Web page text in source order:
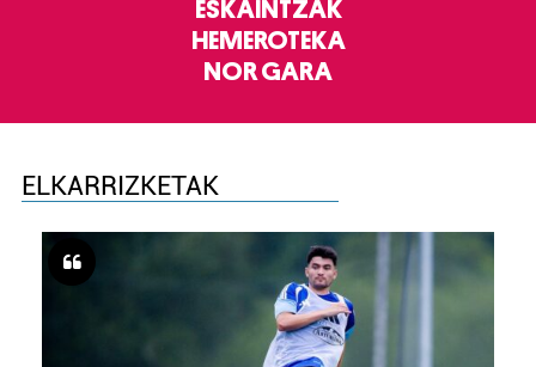
ESKAINTZAK
HEMEROTEKA
NOR GARA
ELKARRIZKETAK